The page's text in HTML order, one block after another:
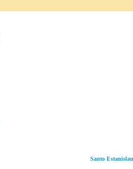
Santo Estanislau